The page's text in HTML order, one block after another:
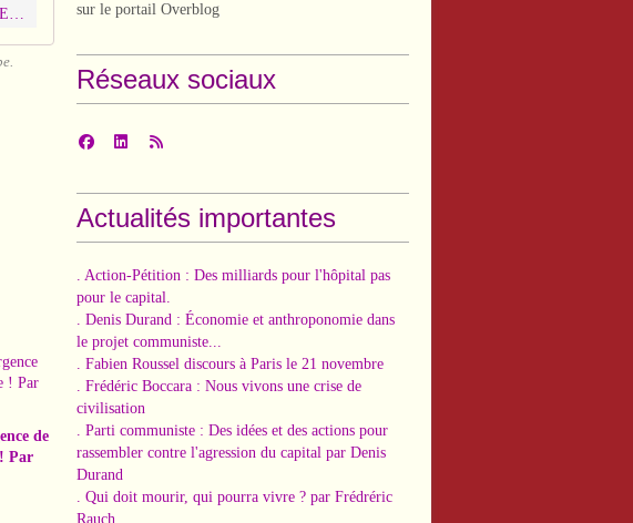
https://webmail.sfr.fr/webmail/download/Download.html?IDMSG=218338&PJRANG=2&NAME=On-ne-nous-prendrait-pas-pour-des-cons-par-hasard1111-1.mp4&FOLDER=INBOX
de
Par
sur le portail Overblog
Réseaux sociaux
Actualités importantes
. Action-Pétition : Des milliards pour l'hôpital pas
pour le capital.
. Denis Durand : Économie et anthroponomie dans
le projet communiste...
. Fabien Roussel discours à Paris le 21 novembre
. Frédéric Boccara : Nous vivons une crise de
civilisation
. Parti communiste : Des idées et des actions pour
rassembler contre l'agression du capital par Denis
Durand
. Qui doit mourir, qui pourra vivre ? par Frédréric
Rauch